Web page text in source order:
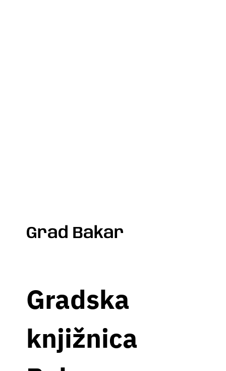
Grad Bakar
Gradska
knjižnica